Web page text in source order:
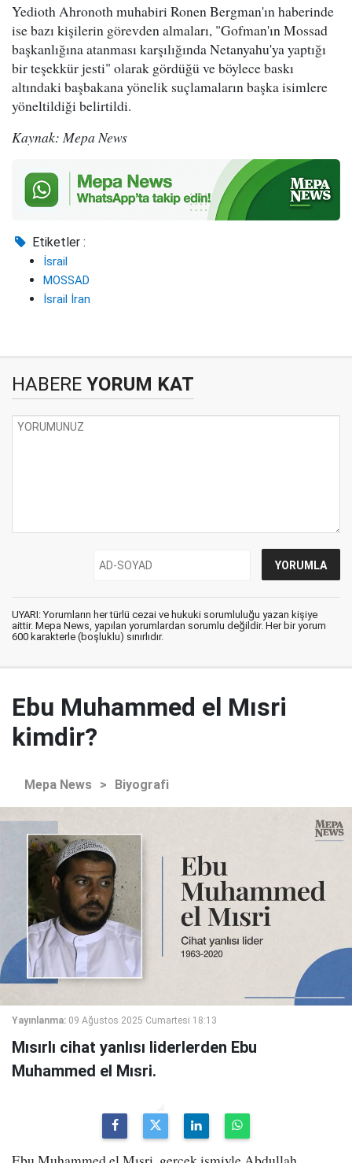
Yedioth Ahronoth muhabiri Ronen Bergman'ın haberinde
ise bazı kişilerin görevden almaları, "Gofman'ın Mossad
başkanlığına atanması karşılığında Netanyahu'ya yaptığı
bir teşekkür jesti" olarak gördüğü ve böylece baskı
altındaki başbakana yönelik suçlamaların başka isimlere
yöneltildiği belirtildi.
Kaynak: Mepa News
Etiketler :
İsrail
MOSSAD
İsrail İran
HABERE YORUM KAT
UYARI: Yorumların her türlü cezai ve hukuki sorumluluğu yazan kişiye
aittir. Mepa News, yapılan yorumlardan sorumlu değildir. Her bir yorum
600 karakterle (boşluklu) sınırlıdır.
Ebu Muhammed el Mısri
kimdir?
Mepa News > Biyografi
Yayınlanma: 09 Ağustos 2025 Cumartesi 18:13
Mısırlı cihat yanlısı liderlerden Ebu
Muhammed el Mısri.